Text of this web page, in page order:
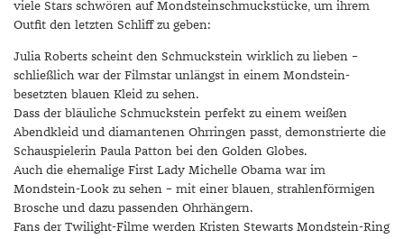
viele Stars schwören auf Mondsteinschmuckstücke, um ihrem
Outfit den letzten Schliff zu geben:
Julia Roberts scheint den Schmuckstein wirklich zu lieben –
schließlich war der Filmstar unlängst in einem Mondstein-
besetzten blauen Kleid zu sehen.
Dass der bläuliche Schmuckstein perfekt zu einem weißen
Abendkleid und diamantenen Ohrringen passt, demonstrierte die
Schauspielerin Paula Patton bei den Golden Globes.
Auch die ehemalige First Lady Michelle Obama war im
Mondstein-Look zu sehen – mit einer blauen, strahlenförmigen
Brosche und dazu passenden Ohrhängern.
Fans der Twilight-Filme werden Kristen Stewarts Mondstein-Ring